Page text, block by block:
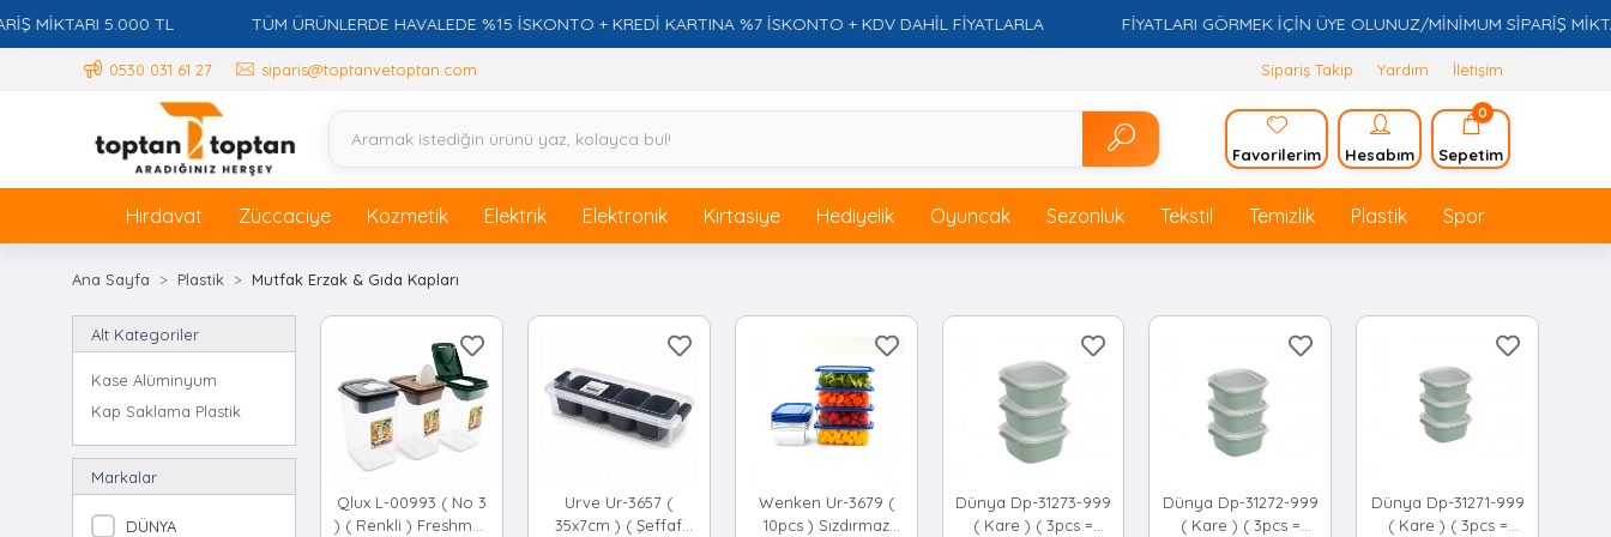
5.000 TL TÜM ÜRÜNLERDE HAVALEDE %15 İSKONTO + KREDİ KARTINA %7 İSKONTO + KDV DAHİL FİYATLARLA FİYATLARI GÖRMEK İÇİN ÜYE OLUNUZ/MİNİMUM SİPARİŞ MİKTARI
0530 031 61 27 siparis@toptanvetoptan.com Sipariş Takip Yardım İletişim
Favorilerim Hesabım
0
Sepetim
Hırdavat Züccaciye Kozmetik Elektrik Elektronik Kırtasiye Hediyelik Oyuncak Sezonluk Tekstil Temizlik Plastik Spor
Ana Sayfa Plastik Mutfak Erzak & Gıda Kapları
Alt Kategoriler
Kase Alüminyum
Kap Saklama Plastik
Markalar
DÜNYA
Qlux L-00993 ( No 3
) ( Renkli ) Freshmax
Urve Ur-3657 (
35x7cm ) ( Şeffaf
Wenken Ur-3679 (
10pcs ) Sızdırmaz
Dünya Dp-31273-999
( Kare ) ( 3pcs =
Dünya Dp-31272-999
( Kare ) ( 3pcs =
Dünya Dp-31271-999
( Kare ) ( 3pcs =